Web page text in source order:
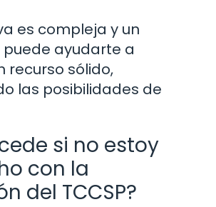
es compleja y un
ayudarte a
recurso sólido,
las posibilidades de
si no estoy
con la
del TCCSP?